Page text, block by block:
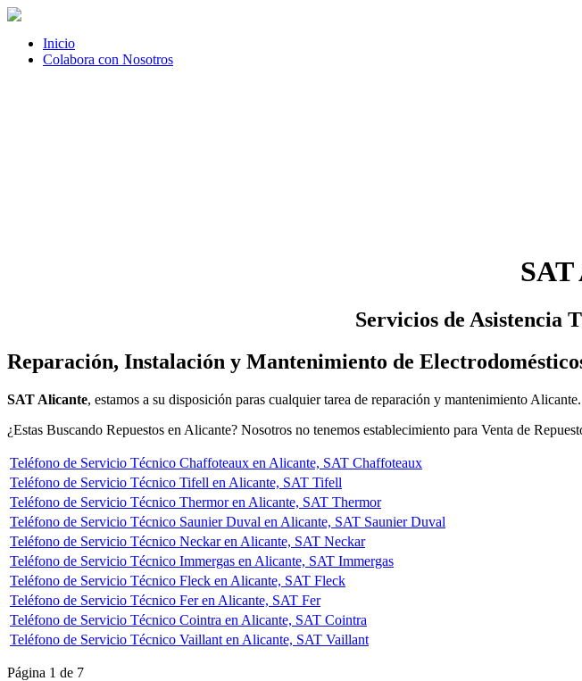
Inicio
Colabora con Nosotros
SAT
Servicios de Asistencia
Reparación, Instalación y Mantenimiento de
SAT Alicante, estamos a su disposición paras cualquier tarea de reparación y mantenimiento Alicante.
¿Estas Buscando Repuestos en Alicante? Nosotros no tenemos establecimiento para Venta de
Teléfono de Servicio Técnico Chaffoteaux en Alicante, SAT Chaffoteaux
Teléfono de Servicio Técnico Tifell en Alicante, SAT Tifell
Teléfono de Servicio Técnico Thermor en Alicante, SAT Thermor
Teléfono de Servicio Técnico Saunier Duval en Alicante, SAT Saunier Duval
Teléfono de Servicio Técnico Neckar en Alicante, SAT Neckar
Teléfono de Servicio Técnico Immergas en Alicante, SAT Immergas
Teléfono de Servicio Técnico Fleck en Alicante, SAT Fleck
Teléfono de Servicio Técnico Fer en Alicante, SAT Fer
Teléfono de Servicio Técnico Cointra en Alicante, SAT Cointra
Teléfono de Servicio Técnico Vaillant en Alicante, SAT Vaillant
Página 1 de 7